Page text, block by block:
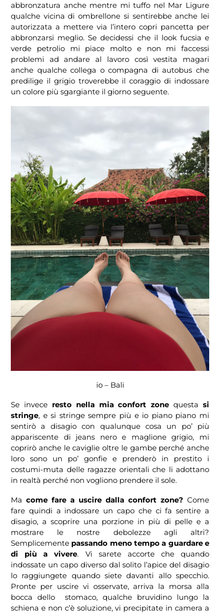
abbronzatura anche mentre mi tuffo nel Mar Ligure
qualche vicina di ombrellone si sentirebbe anche lei
autorizzata a mettere via l’intero copri pancetta per
abbronzarsi meglio. Se decidessi che il look fucsia e
verde petrolio mi piace molto e non mi faccessi
problemi ad andare al lavoro così vestita magari
anche qualche collega o compagna di autobus che
predilige il grigio troverebbe il coraggio di indossare
un colore più sgargiante il giorno seguente.
io – Bali
Se invece resto nella mia confort zone questa si
stringe, e si stringe sempre più e io piano piano mi
sentirò a disagio con qualunque cosa un po’ più
appariscente di jeans nero e maglione grigio, mi
coprirò anche le caviglie oltre le gambe perché anche
loro sono un po’ gonfie e prenderò in prestito i
costumi-muta delle ragazze orientali che li adottano
in realtà perché non vogliono prendere il sole.
Ma come fare a uscire dalla confort zone? Come
fare quindi a indossare un capo che ci fa sentire a
disagio, a scoprire una porzione in più di pelle e a
mostrare le nostre debolezze agli altri?
Semplicemente passando meno tempo a guardare e
di più a vivere. Vi sarete accorte che quando
indossate un capo diverso dal solito l’apice del disagio
lo raggiungete quando siete davanti allo specchio.
Pronte per uscire vi osservate, arriva la morsa alla
bocca dello stomaco, qualche bruvidino lungo la
schiena e non c’è soluzione, vi precipitate in camera a